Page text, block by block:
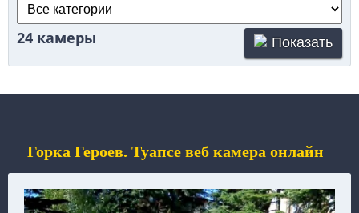
24 камеры Показать
Горка Героев. Туапсе веб камера онлайн